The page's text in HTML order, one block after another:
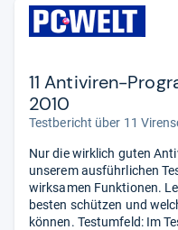
11 Antiviren-
2010
Testbericht über 11
Nur die wirklich guten
unserem ausführlichen
wirksamen Funktionen.
besten schützen und
können. Testumfeld: Im